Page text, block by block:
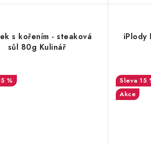
s kořením - steaková
sůl 80g Kulinář
%
iPlody
15
Akce